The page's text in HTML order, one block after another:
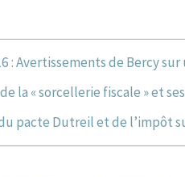
: Avertissements de Bercy sur
la « sorcellerie fiscale » et
pacte Dutreil et de l’impôt